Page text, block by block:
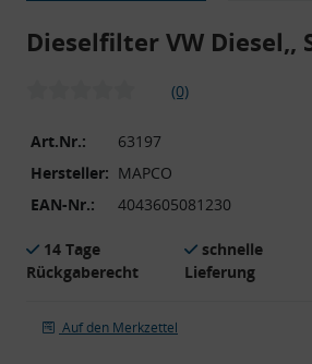
Dieselfilter VW Diesel,,
(0)
Art.Nr.:
63197
Hersteller: MAPCO
EAN-Nr.:
4043605081230
14 Tage
Rückgaberecht
schnelle
Lieferung
Auf den Merkzettel